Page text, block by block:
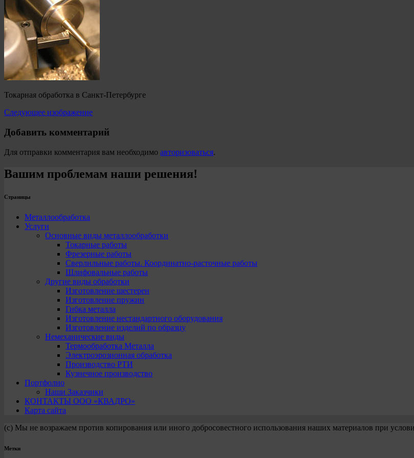
Токарная обработка в Санкт-Петербурге
Следующее изображение
Добавить комментарий
Для отправки комментария вам необходимо авторизоваться.
Вашим проблемам наши решения!
Страницы
Металлообработка
Услуги
Основные виды металлообработки
Токарные работы
Фрезерные работы
Сверлильные работы. Координатно-расточные работы
Шлифовальные работы
Другие виды обработки
Изготовление шестерен
Изготовление пружин
Гибка металла
Изготовление нестандартного оборудования
Изготовление изделий по образцу
Немеханические виды
Термообработка Металла
Электроэрозионная обработка
Производство РТИ
Кузнечное производство
Портфолио
Наши Заказчики
КОНТАКТЫ ООО «КВАДРО»
Карта сайта
(с) Мы не возражаем против копирования или иного добросовестного использования наших материалов при
Метки